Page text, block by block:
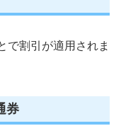
で割引が適用されま
券